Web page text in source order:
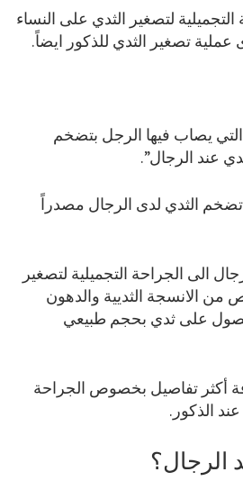
لتصغير الثدي على النساء
تصغير الثدي للذكور ايضاً.
يصاب فيها الرجل بتضخم
عند الرجال”.
الثدي لدى الرجال مصدراً
الى الجراحة التجميلية لتصغير
من الانسجة الثديية والدهون
على ثدي بحجم طبيعي
أكثر تفاصيل بخصوص الجراحة
الذكور.
الرجال؟